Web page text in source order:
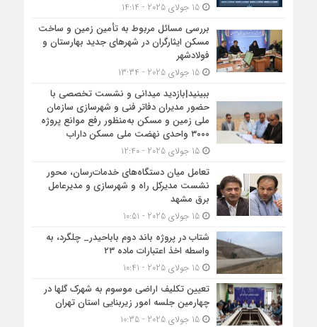
15 جولای 2025 - 14:14
بررسی مسائل مربوط به تأمین زمین و ساخت
مسکن ایثارگران در شهرهای جدید بهارستان و
فولادشهر
15 جولای 2025 - 13:34
ببینید|بازدید میدانی و نشست تخصصی با
حضور مدیران دفاتر فنی و شهرسازی سازمان
ملی زمین و مسکن به‌منظور رفع موانع پروژه
۳۰۰۰ واحدی نهضت ملی مسکن داراب
15 جولای 2025 - 12:40
تعامل میان دستگاه‌های خدمات‌رسان، محور
نشست مدیرکل راه و شهرسازی و مدیرعامل
برق مشهد
15 جولای 2025 - 10:51
شتاب در پروژه باند دوم باباحیدر_ چلگرد، به
واسطه اخذ اعتبارات ماده ۲۳
15 جولای 2025 - 10:41
تعیین تکلیف اراضی موسوم به شهرک گلها در
چهارمین جلسه امور زیربنایی استان تهران
15 جولای 2025 - 10:35